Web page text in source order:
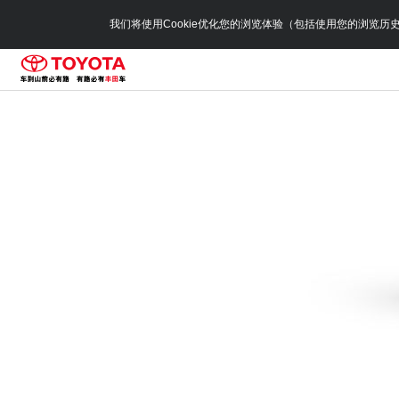
我们将使用Cookie优化您的浏览体验（包括使用您的浏览历